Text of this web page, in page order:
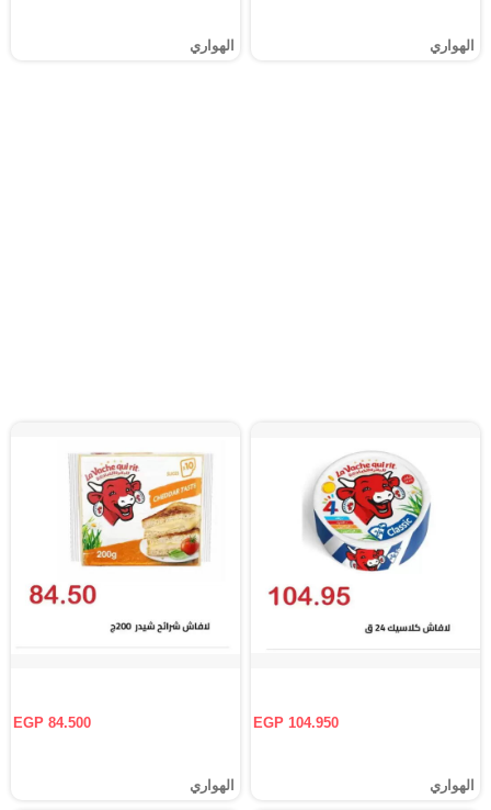
الهواري الهواري
EGP 104.950
الهواري
EGP 84.500
الهواري